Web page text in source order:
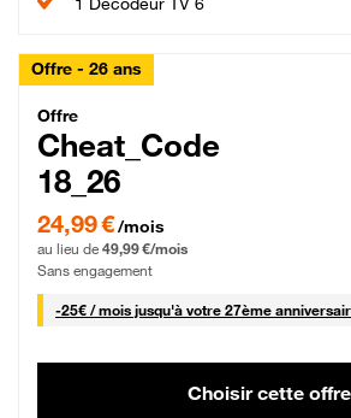
Offre - 26 ans
Cheat_Code
Offre
Cheat_Code
18_26
24,99 € par mois pendant 0 mois puis 49,99 €
24,99 €/mois
au lieu de 49,99 €/mois
Sans engagement
-25€ / mois25 € par mois
jusqu'à votre 27ème
Choisir cette offre